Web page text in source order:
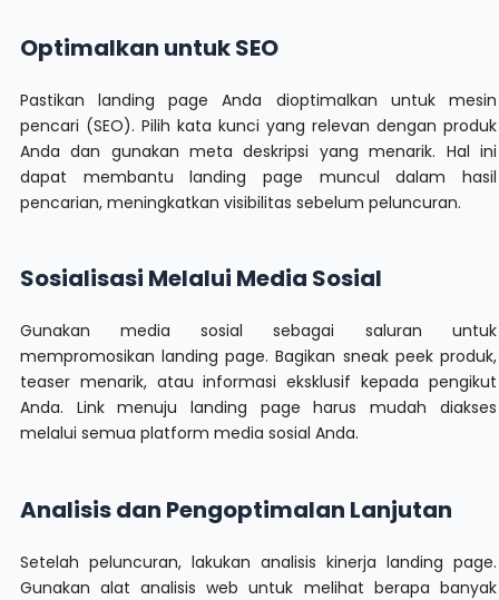
Optimalkan untuk SEO
Pastikan landing page Anda dioptimalkan untuk mesin
pencari (SEO). Pilih kata kunci yang relevan dengan produk
Anda dan gunakan meta deskripsi yang menarik. Hal ini
dapat membantu landing page muncul dalam hasil
pencarian, meningkatkan visibilitas sebelum peluncuran.
Sosialisasi Melalui Media Sosial
Gunakan media sosial sebagai saluran untuk
mempromosikan landing page. Bagikan sneak peek produk,
teaser menarik, atau informasi eksklusif kepada pengikut
Anda. Link menuju landing page harus mudah diakses
melalui semua platform media sosial Anda.
Analisis dan Pengoptimalan Lanjutan
Setelah peluncuran, lakukan analisis kinerja landing page.
Gunakan alat analisis web untuk melihat berapa banyak